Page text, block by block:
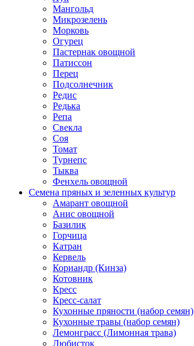
Мангольд
Микрозелень
Морковь
Огурец
Пастернак овощной
Патиссон
Перец
Подсолнечник
Редис
Редька
Репа
Свекла
Соя
Томат
Турнепс
Тыква
Фенхель овощной
Семена пряных и зеленных культур
Амарант овощной
Анис овощной
Базилик
Горчица
Катран
Кервель
Кориандр (Кинза)
Котовник
Кресс
Кресс-салат
Кухонные пряности (набор семян)
Кухонные травы (набор семян)
Лемонграсс (Лимонная трава)
Любисток